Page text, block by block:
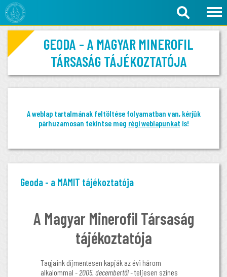
GEODA - A MAGYAR MINEROFIL
TÁRSASÁG TÁJÉKOZTATÓJA
A weblap tartalmának feltöltése folyamatban van, kérjük
párhuzamosan tekintse meg régi weblapunkat is!
Geoda - a MAMIT tájékoztatója
A Magyar Minerofil Társaság
tájékoztatója
Tagjaink díjmentesen kapják az évi három
alkalommal - 2005. decembertől -teljesen színes